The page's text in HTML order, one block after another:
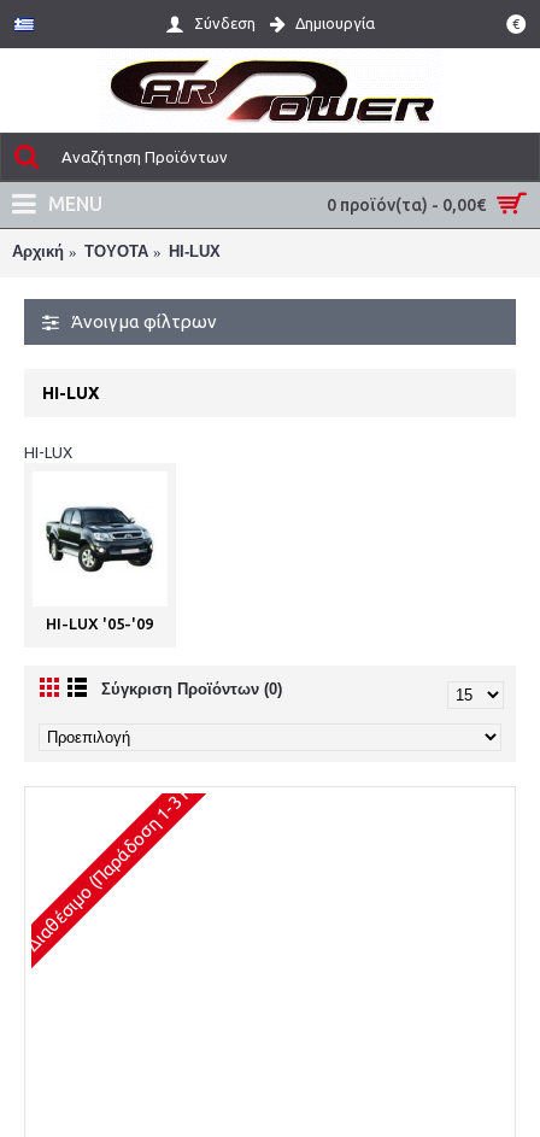
€
Σύνδεση Δημιουργία
0 προϊόν(τα) - 0,00€
MENU
Αρχική TOYOTA HI-LUX
Άνοιγμα φίλτρων
HI-LUX
HI-LUX
HI-LUX '05-'09
Σύγκριση Προϊόντων (0)
Διαθέσιμο (Παράδοση 1-3 Ημέρες)